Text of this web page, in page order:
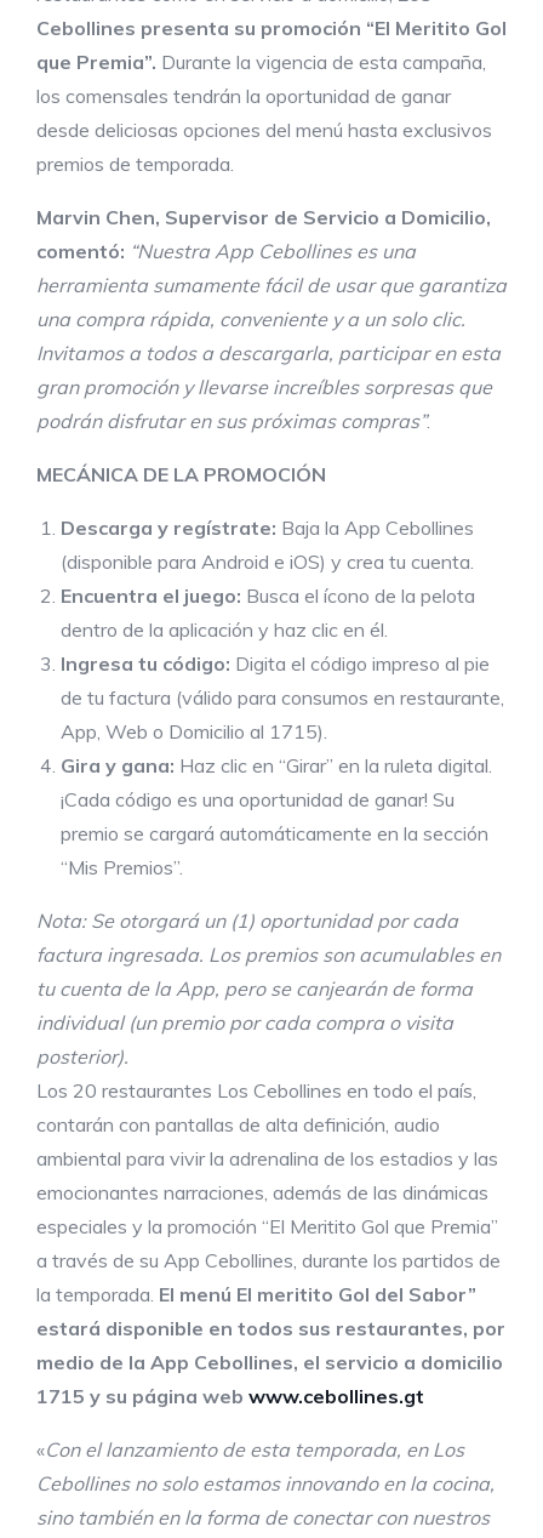
Cebollines presenta su promoción “El Meritito Gol
que Premia”. Durante la vigencia de esta campaña,
los comensales tendrán la oportunidad de ganar
desde deliciosas opciones del menú hasta exclusivos
premios de temporada.
Marvin Chen, Supervisor de Servicio a Domicilio,
comentó: “Nuestra App Cebollines es una
herramienta sumamente fácil de usar que garantiza
una compra rápida, conveniente y a un solo clic.
Invitamos a todos a descargarla, participar en esta
gran promoción y llevarse increíbles sorpresas que
podrán disfrutar en sus próximas compras”.
MECÁNICA DE LA PROMOCIÓN
Descarga y regístrate: Baja la App Cebollines
(disponible para Android e iOS) y crea tu cuenta.
Encuentra el juego: Busca el ícono de la pelota
dentro de la aplicación y haz clic en él.
Ingresa tu código: Digita el código impreso al pie
de tu factura (válido para consumos en restaurante,
App, Web o Domicilio al 1715).
Gira y gana: Haz clic en “Girar” en la ruleta digital.
¡Cada código es una oportunidad de ganar! Su
premio se cargará automáticamente en la sección
“Mis Premios”.
Nota: Se otorgará un (1) oportunidad por cada
factura ingresada. Los premios son acumulables en
tu cuenta de la App, pero se canjearán de forma
individual (un premio por cada compra o visita
posterior).
Los 20 restaurantes Los Cebollines en todo el país,
contarán con pantallas de alta definición, audio
ambiental para vivir la adrenalina de los estadios y las
emocionantes narraciones, además de las dinámicas
especiales y la promoción “El Meritito Gol que Premia”
a través de su App Cebollines, durante los partidos de
la temporada. El menú El meritito Gol del Sabor”
estará disponible en todos sus restaurantes, por
medio de la App Cebollines, el servicio a domicilio
1715 y su página web www.cebollines.gt
«Con el lanzamiento de esta temporada, en Los
Cebollines no solo estamos innovando en la cocina,
sino también en la forma de conectar con nuestros